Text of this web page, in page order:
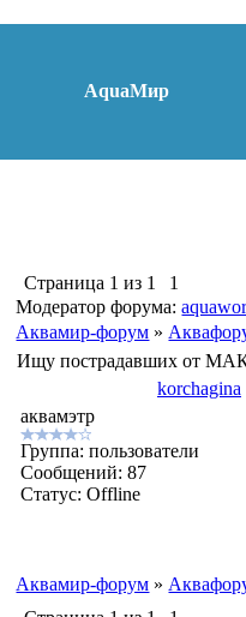
AquaМир
Страница 1 из 1
1
Модератор форума:
Аквамир-форум »
Ищу пострадавших от
korchagina
аквамэтр
Группа: пользователи
Сообщений:87
Статус:Offline
Аквамир-форум »